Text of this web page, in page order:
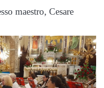
maestro, Cesare